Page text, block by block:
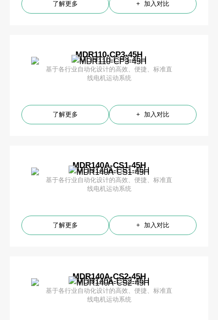
了解更多 + 加入对比
MDR110-CP3-45H
基于各行业自动化设计的高效、便捷、标准直
线电机运动系统
了解更多 + 加入对比
MDR140A-CS1-45H
基于各行业自动化设计的高效、便捷、标准直
线电机运动系统
了解更多 + 加入对比
MDR140A-CS2-45H
基于各行业自动化设计的高效、便捷、标准直
线电机运动系统